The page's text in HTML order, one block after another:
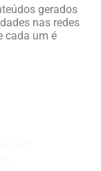
gerados
nas redes
cada um é